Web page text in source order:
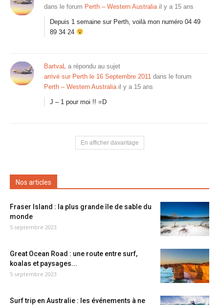
dans le forum Perth – Western Australia il y a 15 ans
Depuis 1 semaine sur Perth, voilà mon numéro 04 49
89 34 24
BartvaL a répondu au sujet
arrivé sur Perth le 16 Septembre 2011 dans le forum
Perth – Western Australia il y a 15 ans
J – 1 pour moi !! =D
En afficher davantage
Nos articles
Fraser Island : la plus grande île de sable du
monde
5 septembre 2023
Great Ocean Road : une route entre surf,
koalas et paysages...
5 septembre 2023
Surf trip en Australie : les événements à ne